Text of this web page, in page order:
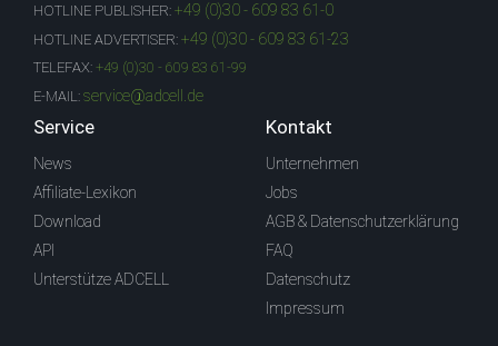
HOTLINE PUBLISHER: +49 (0)30 - 609 83 61-0
HOTLINE ADVERTISER: +49 (0)30 - 609 83 61-23
TELEFAX: +49 (0)30 - 609 83 61-99
E-MAIL: service@adcell.de
Service
News
Affiliate-Lexikon
Download
API
Unterstütze ADCELL
Kontakt
Unternehmen
Jobs
AGB & Datenschutzerklärung
FAQ
Datenschutz
Impressum